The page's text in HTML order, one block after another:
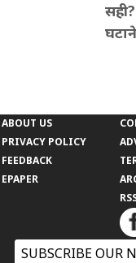
ABOUT US
PRIVACY POLICY
FEEDBACK
EPAPER